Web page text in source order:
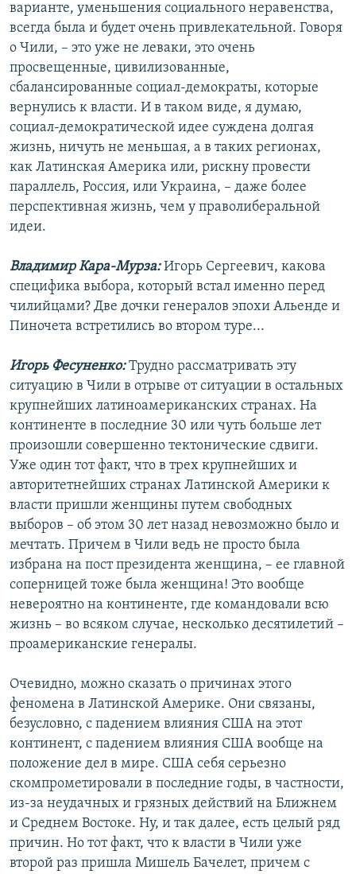
варианте, уменьшения социального неравенства,
всегда была и будет очень привлекательной. Говоря
о Чили, – это уже не леваки, это очень
просвещенные, цивилизованные,
сбалансированные социал-демократы, которые
вернулись к власти. И в таком виде, я думаю,
социал-демократической идее суждена долгая
жизнь, ничуть не меньшая, а в таких регионах,
как Латинская Америка или, рискну провести
параллель, Россия, или Украина, – даже более
перспективная жизнь, чем у праволиберальной
идеи.
Владимир Кара-Мурза:Игорь Сергеевич, какова
специфика выбора, который встал именно перед
чилийцами? Две дочки генералов эпохи Альенде и
Пиночета встретились во втором туре...
Игорь Фесуненко:Трудно рассматривать эту
ситуацию в Чили в отрыве от ситуации в остальных
крупнейших латиноамериканских странах. На
континенте в последние 30 или чуть больше лет
произошли совершенно тектонические сдвиги.
Уже один тот факт, что в трех крупнейших и
авторитетнейших странах Латинской Америки к
власти пришли женщины путем свободных
выборов – об этом 30 лет назад невозможно было и
мечтать. Причем в Чили ведь не просто была
избрана на пост президента женщина, – ее главной
соперницей тоже была женщина! Это вообще
невероятно на континенте, где командовали всю
жизнь – во всяком случае, несколько десятилетий –
проамериканские генералы.
Очевидно, можно сказать о причинах этого
феномена в Латинской Америке. Они связаны,
безусловно, с падением влияния США на этот
континент, с падением влияния США вообще на
положение дел в мире. США себя серьезно
скомпрометировали в последние годы, в частности,
из-за неудачных и грязных действий на Ближнем
и Среднем Востоке. Ну, и так далее, есть целый ряд
причин. Но тот факт, что к власти в Чили уже
второй раз пришла Мишель Бачелет, причем с